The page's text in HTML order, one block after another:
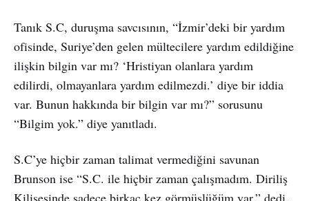
Tanık S.C, duruşma savcısının, “İzmir’deki bir yardım
ofisinde, Suriye’den gelen mültecilere yardım edildiğine
ilişkin bilgin var mı? ‘Hristiyan olanlara yardım
edilirdi, olmayanlara yardım edilmezdi.’ diye bir iddia
var. Bunun hakkında bir bilgin var mı?” sorusunu
“Bilgim yok.” diye yanıtladı.
S.C’ye hiçbir zaman talimat vermediğini savunan
Brunson ise “S.C. ile hiçbir zaman çalışmadım. Diriliş
Kilisesinde sadece birkaç kez görmüşlüğüm var.” dedi.